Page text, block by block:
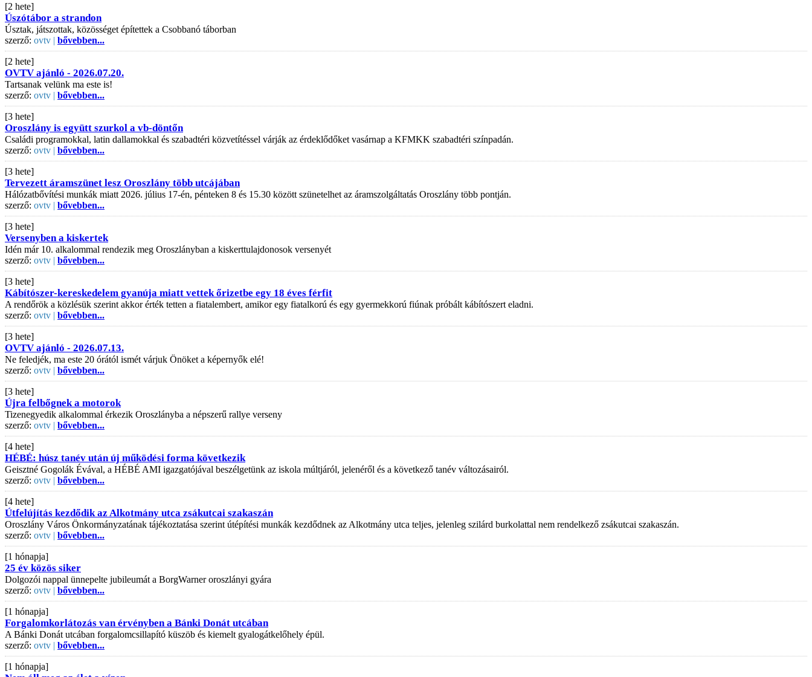
[2 hete]
Úszótábor a strandon
Úsztak, játszottak, közösséget építettek a Csobbanó táborban
szerző: ovtv | bővebben...
[2 hete]
OVTV ajánló - 2026.07.20.
Tartsanak velünk ma este is!
szerző: ovtv | bővebben...
[3 hete]
Oroszlány is együtt szurkol a vb-döntőn
Családi programokkal, latin dallamokkal és szabadtéri közvetítéssel várják az érdeklődőket vasárnap a KFMKK szabadtéri színpadán.
szerző: ovtv | bővebben...
[3 hete]
Tervezett áramszünet lesz Oroszlány több utcájában
Hálózatbővítési munkák miatt 2026. július 17-én, pénteken 8 és 15.30 között szünetelhet az áramszolgáltatás Oroszlány több pontján.
szerző: ovtv | bővebben...
[3 hete]
Versenyben a kiskertek
Idén már 10. alkalommal rendezik meg Oroszlányban a kiskerttulajdonosok versenyét
szerző: ovtv | bővebben...
[3 hete]
Kábítószer-kereskedelem gyanúja miatt vettek őrizetbe egy 18 éves férfit
A rendőrök a közlésük szerint akkor érték tetten a fiatalembert, amikor egy fiatalkorú és egy gyermekkorú fiúnak próbált kábítószert eladni.
szerző: ovtv | bővebben...
[3 hete]
OVTV ajánló - 2026.07.13.
Ne feledjék, ma este 20 órától ismét várjuk Önöket a képernyők elé!
szerző: ovtv | bővebben...
[3 hete]
Újra felbőgnek a motorok
Tizenegyedik alkalommal érkezik Oroszlányba a népszerű rallye verseny
szerző: ovtv | bővebben...
[4 hete]
HÉBÉ: húsz tanév után új működési forma következik
Geisztné Gogolák Évával, a HÉBÉ AMI igazgatójával beszélgetünk az iskola múltjáról, jelenéről és a következő tanév változásairól.
szerző: ovtv | bővebben...
[4 hete]
Útfelújítás kezdődik az Alkotmány utca zsákutcai szakaszán
Oroszlány Város Önkormányzatának tájékoztatása szerint útépítési munkák kezdődnek az Alkotmány utca teljes, jelenleg szilárd burkolattal nem rendelkező zsákutcai szakaszán.
szerző: ovtv | bővebben...
[1 hónapja]
25 év közös siker
Dolgozói nappal ünnepelte jubileumát a BorgWarner oroszlányi gyára
szerző: ovtv | bővebben...
[1 hónapja]
Forgalomkorlátozás van érvényben a Bánki Donát utcában
A Bánki Donát utcában forgalomcsillapító küszöb és kiemelt gyalogátkelőhely épül.
szerző: ovtv | bővebben...
[1 hónapja]